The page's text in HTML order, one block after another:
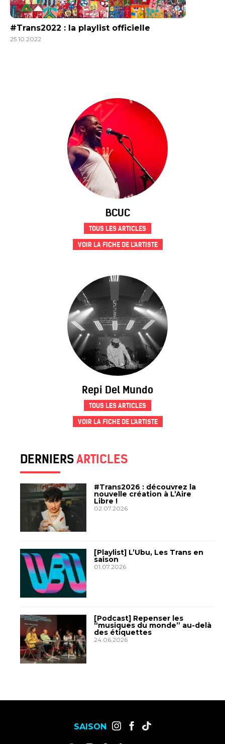
#Trans2022 : la playlist officielle
25.10.2022
BCUC
TOUS LES ARTICLES
VOIR LA FICHE DE L'ARTISTE
Repi Del Mundo
TOUS LES ARTICLES
VOIR LA FICHE DE L'ARTISTE
DERNIERSARTICLES
#Trans2026 : découvrez la
nouvelle création à L’Aire
Libre !
02.07.2026
[Playlist] L’Ubu, Les Trans en
saison
01.07.2026
[Podcast] Repenser les
“musiques du monde” au-delà
des étiquettes
24.06.2026
SAISON